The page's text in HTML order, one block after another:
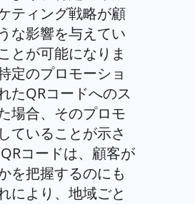
ティング戦略が顧
な影響を与えてい
とが可能になりま
定のプロモーショ
たQRコードへのス
場合、そのプロモ
ていることが示さ
コードは、顧客が
を把握するのにも
により、地域ごと